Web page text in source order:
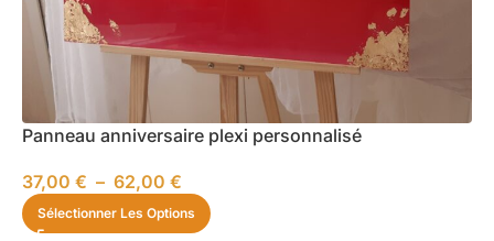
Panneau anniversaire plexi personnalisé
37,00 € – 62,00 €
Sélectionner Les Options